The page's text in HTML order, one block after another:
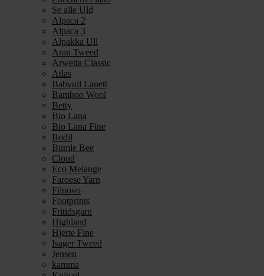
Se alle Uld
Alpaca 2
Alpaca 3
Alpakka Ull
Aran Tweed
Arwetta Classic
Atlas
Babyull Lanett
Bamboo Wool
Betty
Bio Lana
Bio Lana Fine
Bodil
Bumle Bee
Cloud
Eco Melange
Faroese Yarn
Filnovo
Footprints
Fritidsgarn
Highland
Hjerte Fine
Isager Tweed
Jensen
kamma